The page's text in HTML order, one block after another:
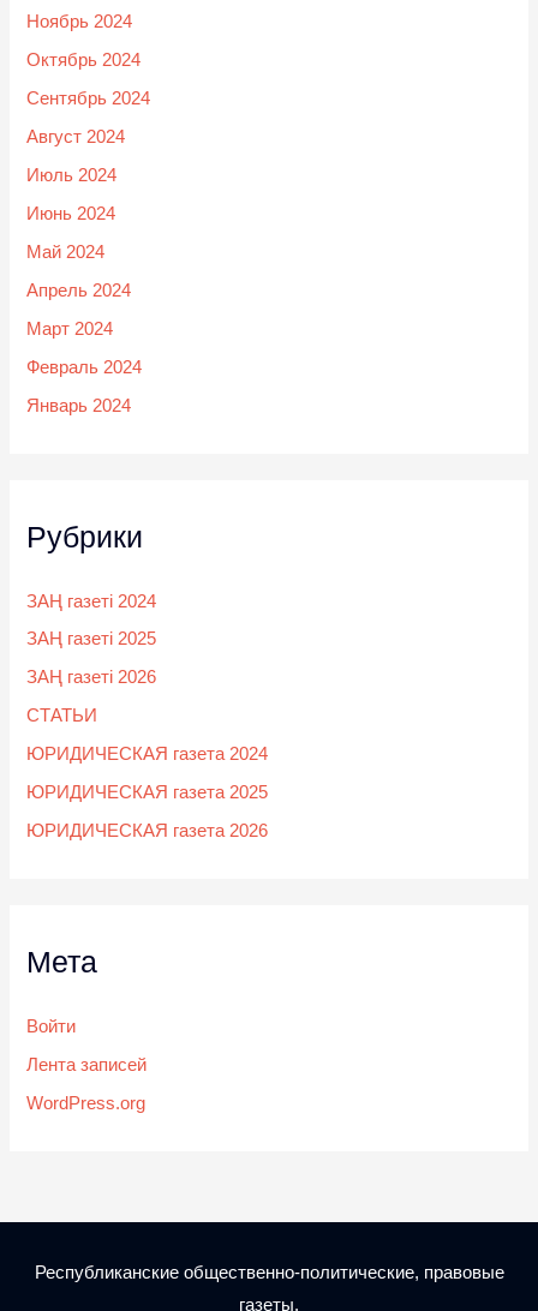
Ноябрь 2024
Октябрь 2024
Сентябрь 2024
Август 2024
Июль 2024
Июнь 2024
Май 2024
Апрель 2024
Март 2024
Февраль 2024
Январь 2024
Рубрики
ЗАҢ газеті 2024
ЗАҢ газеті 2025
ЗАҢ газеті 2026
СТАТЬИ
ЮРИДИЧЕСКАЯ газета 2024
ЮРИДИЧЕСКАЯ газета 2025
ЮРИДИЧЕСКАЯ газета 2026
Мета
Войти
Лента записей
WordPress.org
Республиканские общественно-политические, правовые
газеты.